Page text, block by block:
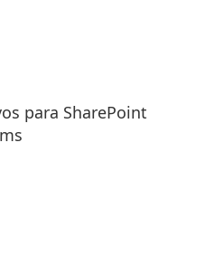
para SharePoint